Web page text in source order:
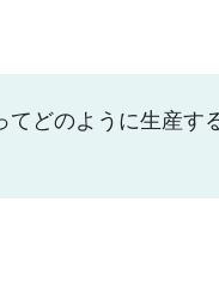
どのように生産す